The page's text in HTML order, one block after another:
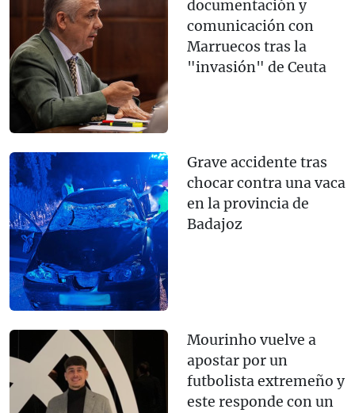
documentación y
comunicación con
Marruecos tras la
"invasión" de Ceuta
Grave accidente tras
chocar contra una vaca
en la provincia de
Badajoz
Mourinho vuelve a
apostar por un
futbolista extremeño y
este responde con un